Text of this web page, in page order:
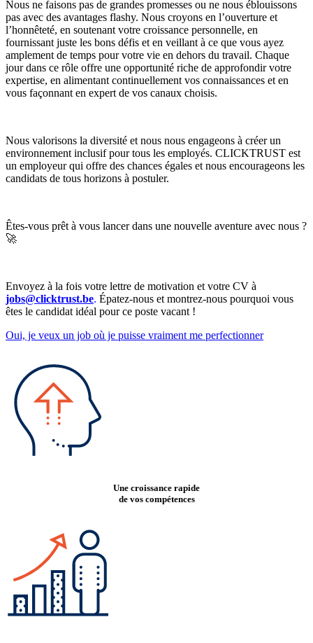
Nous ne faisons pas de grandes promesses ou ne nous éblouissons
pas avec des avantages flashy. Nous croyons en l’ouverture et
l’honnêteté, en soutenant votre croissance personnelle, en
fournissant juste les bons défis et en veillant à ce que vous ayez
amplement de temps pour votre vie en dehors du travail. Chaque
jour dans ce rôle offre une opportunité riche de approfondir votre
expertise, en alimentant continuellement vos connaissances et en
vous façonnant en expert de vos canaux choisis.
Nous valorisons la diversité et nous nous engageons à créer un
environnement inclusif pour tous les employés. CLICKTRUST est
un employeur qui offre des chances égales et nous encourageons les
candidats de tous horizons à postuler.
Êtes-vous prêt à vous lancer dans une nouvelle aventure avec nous ?
🚀
Envoyez à la fois votre lettre de motivation et votre CV à
jobs@clicktrust.be. Épatez-nous et montrez-nous pourquoi vous
êtes le candidat idéal pour ce poste vacant !
Oui, je veux un job où je puisse vraiment me perfectionner
Une croissance rapide
de vos compétences